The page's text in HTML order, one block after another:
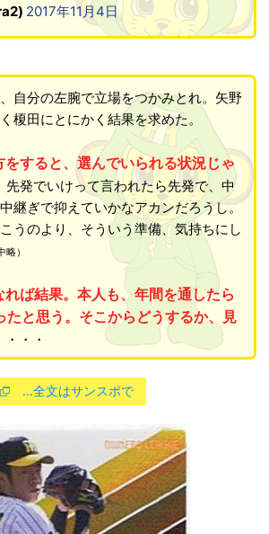
2017年11月4日
自分の左腕で立場をつかみとれ。矢野
榎田にとにかく結果を求めた。
をすると、選んでいられる状況じゃ
先発でいけって言われたら先発で、中
継ぎで抑えていかなアカンだろうし。
うのより、そういう準備、気持ちにし
略）
れば結果。本人も、年間を通したら
たと思う。そこからどうするか、見
・・・
…全文はサンスポで